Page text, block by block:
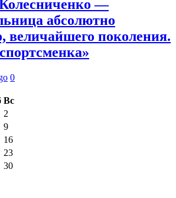
—
абсолютно
величайшего поколения.
0
Вс
2
9
16
23
30